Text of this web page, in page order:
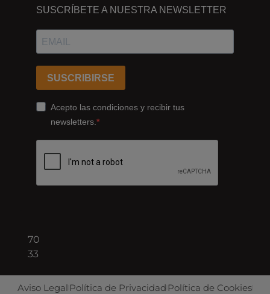
ESTAMOS
Ferrocarrils
Catalans
178,
Cornellà
08940
Barcelona
70
33
SUSCRÍBETE A NUESTRA NEWSLETTER
SUSCRIBIRSE
Acepto las condiciones y recibir tus
newsletters.
Aviso Legal Política de Privacidad Política de Cookies